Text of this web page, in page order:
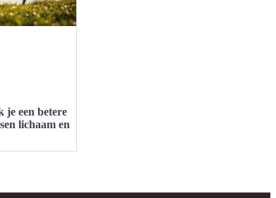
je een betere
lichaam en